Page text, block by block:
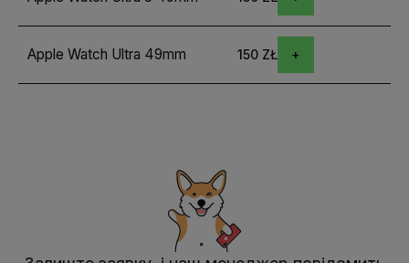
Apple Watch Ultra 49mm 150 ZŁ